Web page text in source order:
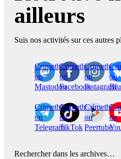
ailleurs
Suis nos activités sur ces autres
CrimethInc.
on
Mastodon
Crimethinc.
on
Facebook
on
Instagram
on
CrimethInc.
on
Telegram
Crimethinc.
on
TikTok
on
Peertube
on
Rechercher dans les archives…